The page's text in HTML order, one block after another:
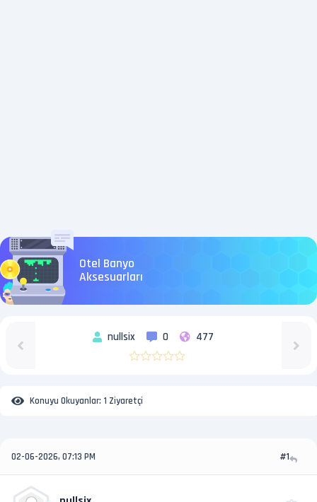
Otel Banyo
Aksesuarları
nullsix 0 477
Konuyu Okuyanlar: 1 Ziyaretçi
02-06-2026, 07:13 PM #1